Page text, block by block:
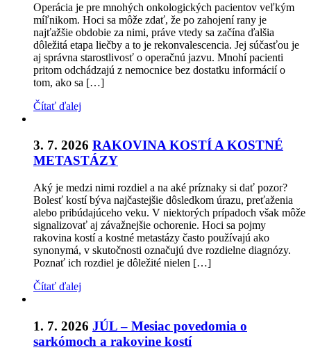
Operácia je pre mnohých onkologických pacientov veľkým
míľnikom. Hoci sa môže zdať, že po zahojení rany je
najťažšie obdobie za nimi, práve vtedy sa začína ďalšia
dôležitá etapa liečby a to je rekonvalescencia. Jej súčasťou je
aj správna starostlivosť o operačnú jazvu. Mnohí pacienti
pritom odchádzajú z nemocnice bez dostatku informácií o
tom, ako sa […]
Čítať ďalej
3. 7. 2026 RAKOVINA KOSTÍ A KOSTNÉ
METASTÁZY
Aký je medzi nimi rozdiel a na aké príznaky si dať pozor?
Bolesť kostí býva najčastejšie dôsledkom úrazu, preťaženia
alebo pribúdajúceho veku. V niektorých prípadoch však môže
signalizovať aj závažnejšie ochorenie. Hoci sa pojmy
rakovina kostí a kostné metastázy často používajú ako
synonymá, v skutočnosti označujú dve rozdielne diagnózy.
Poznať ich rozdiel je dôležité nielen […]
Čítať ďalej
1. 7. 2026 JÚL – Mesiac povedomia o
sarkómoch a rakovine kostí